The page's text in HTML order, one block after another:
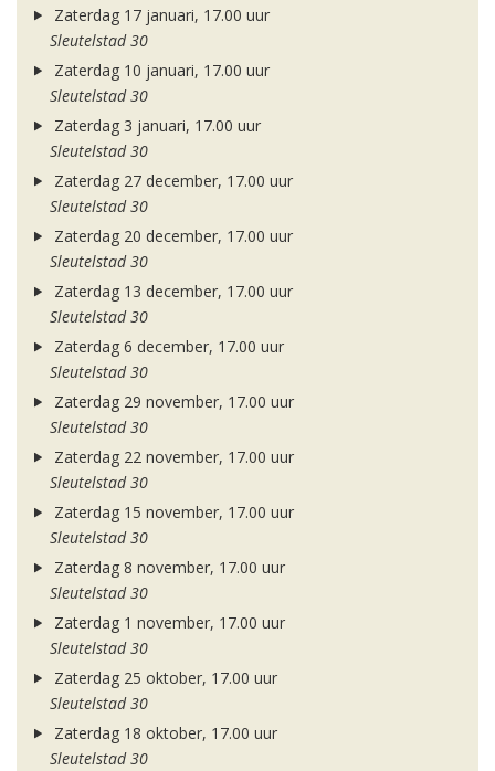
Zaterdag 17 januari, 17.00 uur
Sleutelstad 30
Zaterdag 10 januari, 17.00 uur
Sleutelstad 30
Zaterdag 3 januari, 17.00 uur
Sleutelstad 30
Zaterdag 27 december, 17.00 uur
Sleutelstad 30
Zaterdag 20 december, 17.00 uur
Sleutelstad 30
Zaterdag 13 december, 17.00 uur
Sleutelstad 30
Zaterdag 6 december, 17.00 uur
Sleutelstad 30
Zaterdag 29 november, 17.00 uur
Sleutelstad 30
Zaterdag 22 november, 17.00 uur
Sleutelstad 30
Zaterdag 15 november, 17.00 uur
Sleutelstad 30
Zaterdag 8 november, 17.00 uur
Sleutelstad 30
Zaterdag 1 november, 17.00 uur
Sleutelstad 30
Zaterdag 25 oktober, 17.00 uur
Sleutelstad 30
Zaterdag 18 oktober, 17.00 uur
Sleutelstad 30